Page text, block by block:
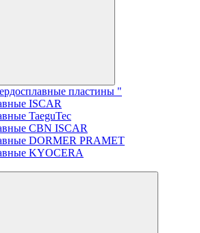
пластины "
ISCAR
TaeguTec
CBN ISCAR
DORMER PRAMET
KYOCERA